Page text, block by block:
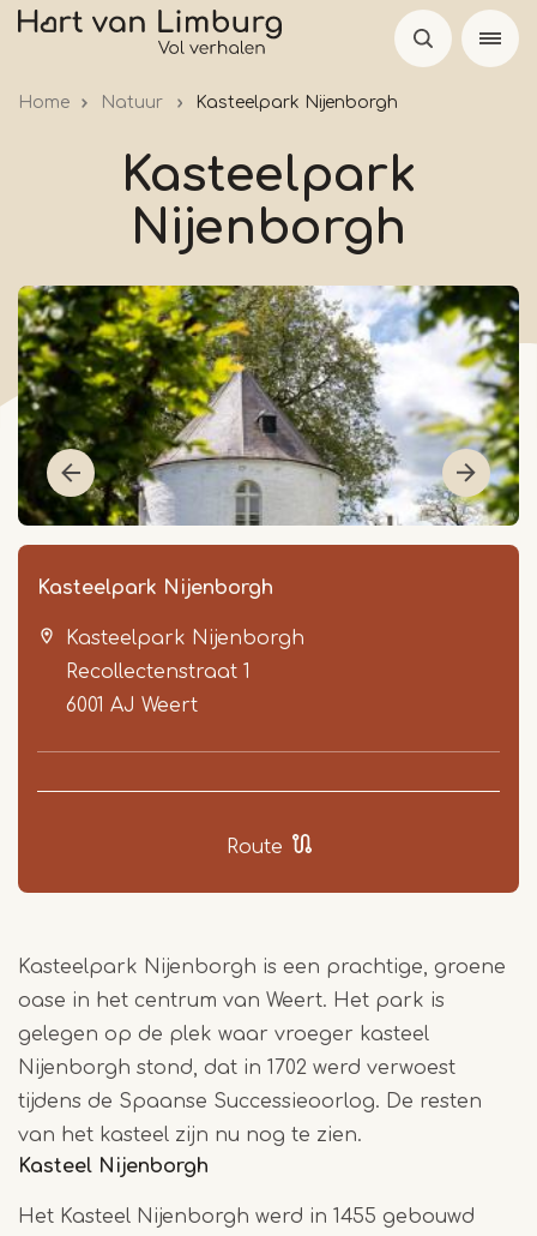
Overslaan
Home Natuur Kasteelpark Nijenborgh
Kasteelpark
Nijenborgh
Kasteelpark Nijenborgh
Kasteelpark Nijenborgh
Recollectenstraat 1
6001 AJ Weert
Route
Kasteelpark Nijenborgh is een prachtige, groene
oase in het centrum van Weert. Het park is
gelegen op de plek waar vroeger kasteel
Nijenborgh stond, dat in 1702 werd verwoest
tijdens de Spaanse Successieoorlog. De resten
van het kasteel zijn nu nog te zien.
Kasteel Nijenborgh
Het Kasteel Nijenborgh werd in 1455 gebouwd